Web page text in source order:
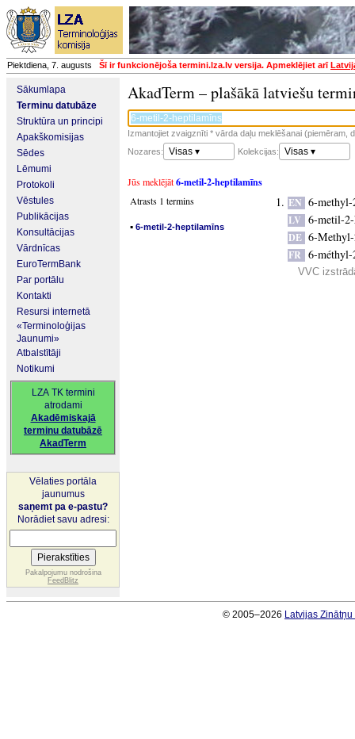
Piektdiena, 7. augusts Šī ir funkcionējoša termini.lza.lv versija. Apmeklējiet arī
Sākumlapa
Terminu datubāze
Struktūra un principi
Apakškomisijas
Sēdes
Lēmumi
Protokoli
Vēstules
Publikācijas
Konsultācijas
Vārdnīcas
EuroTermBank
Par portālu
Kontakti
Resursi internetā
«Terminoloģijas
Jaunumi»
Atbalstītāji
Notikumi
LZA TK termini
atrodami
Akadēmiskajā
terminu datubāzē
AkadTerm
Vēlaties portāla
jaunumus
saņemt pa e-pastu?
Norādiet savu adresi:
Pakalpojumu nodrošina
FeedBlitz
AkadTerm – plašākā latviešu
Izmantojiet zvaigznīti * vārda daļu meklēšanai (piemēram,
Nozares:
Visas ▾ Kolekcijas: Visas ▾
Jūs meklējāt6-metil-2-heptilamīns
Atrasts 1 termins
▪ 6-metil-2-heptilamīns
EN 6-methyl-
LV 6-metil-
DE 6-
FR 6-méthyl-
VVC
© 2005–2026 Latvijas